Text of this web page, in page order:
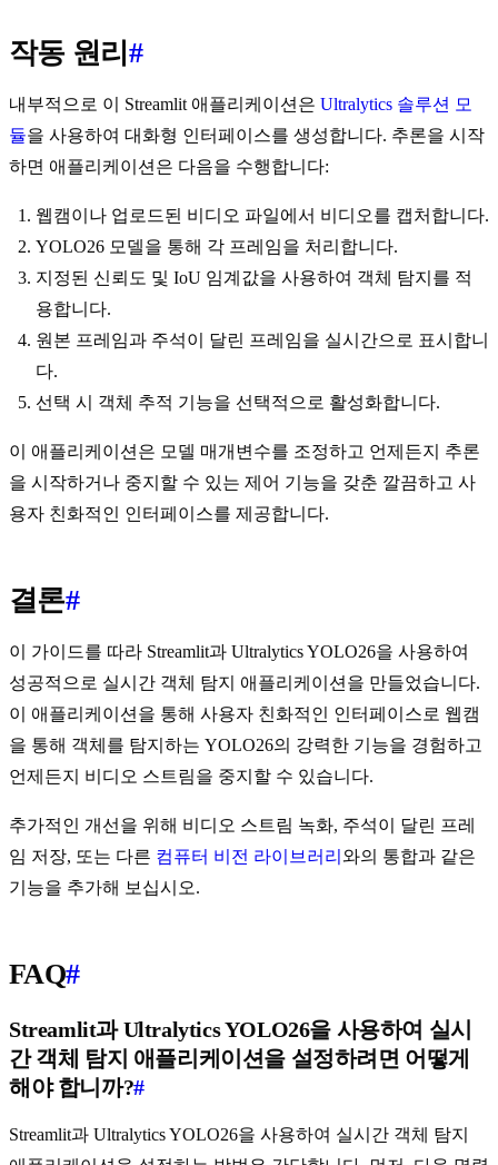
작동 원리 #
내부적으로 이 Streamlit 애플리케이션은 Ultralytics 솔루션 모
듈을 사용하여 대화형 인터페이스를 생성합니다. 추론을 시작
하면 애플리케이션은 다음을 수행합니다:
웹캠이나 업로드된 비디오 파일에서 비디오를 캡처합니다.
YOLO26 모델을 통해 각 프레임을 처리합니다.
지정된 신뢰도 및 IoU 임계값을 사용하여 객체 탐지를 적
용합니다.
원본 프레임과 주석이 달린 프레임을 실시간으로 표시합니
다.
선택 시 객체 추적 기능을 선택적으로 활성화합니다.
이 애플리케이션은 모델 매개변수를 조정하고 언제든지 추론
을 시작하거나 중지할 수 있는 제어 기능을 갖춘 깔끔하고 사
용자 친화적인 인터페이스를 제공합니다.
결론#
이 가이드를 따라 Streamlit과 Ultralytics YOLO26을 사용하여
성공적으로 실시간 객체 탐지 애플리케이션을 만들었습니다.
이 애플리케이션을 통해 사용자 친화적인 인터페이스로 웹캠
을 통해 객체를 탐지하는 YOLO26의 강력한 기능을 경험하고
언제든지 비디오 스트림을 중지할 수 있습니다.
추가적인 개선을 위해 비디오 스트림 녹화, 주석이 달린 프레
임 저장, 또는 다른 컴퓨터 비전 라이브러리 와의 통합과 같은
기능을 추가해 보십시오.
FAQ#
Streamlit과 Ultralytics YOLO26을 사용하여 실시
간 객체 탐지 애플리케이션을 설정하려면 어떻게
해야 합니까?#
Streamlit과 Ultralytics YOLO26을 사용하여 실시간 객체 탐지